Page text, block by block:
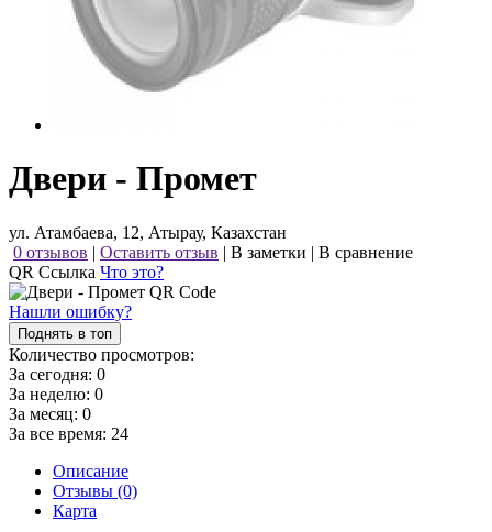
Двери - Промет
ул. Атамбаева, 12, Атырау, Казахстан
0 отзывов | Оставить отзыв | В заметки | В сравнение
QR Ссылка Что это?
Нашли ошибку?
Поднять в топ
Количество просмотров:
За сегодня: 0
За неделю: 0
За месяц: 0
За все время: 24
Описание
Отзывы (0)
Карта